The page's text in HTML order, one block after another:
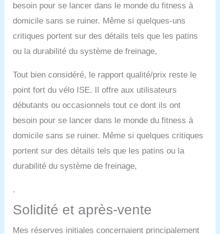
profonds sans coach
sportif, pour un
entraînement plus
efficace et sans risque de
blessure aux genoux.
Dimensions du velo d
x 48 x 107-115 cm, Poids
net du vélo
kg. Roues mobiles
facilitent le déplacement
du vélo d'exercice.
Nous avons fait le choix
de ne pas inclure
d'application,
contrairement à la
la plus coûteuse et la
moins efficace. Forts de
besoin pour se lancer dans le monde du fitness à
domicile sans se ruiner. Même si quelques-uns
critiques portent sur des détails tels que les patins
ou la durabilité du système de freinage,
Tout bien considéré, le rapport qualité/prix reste le
point fort du vélo ISE. Il offre aux utilisateurs
débutants ou occasionnels tout ce dont ils ont
besoin pour se lancer dans le monde du fitness à
domicile sans se ruiner. Même si quelques critiques
portent sur des détails tels que les patins ou la
durabilité du système de freinage,
.
Solidité et après-vente
Mes réserves initiales concernaient principalement